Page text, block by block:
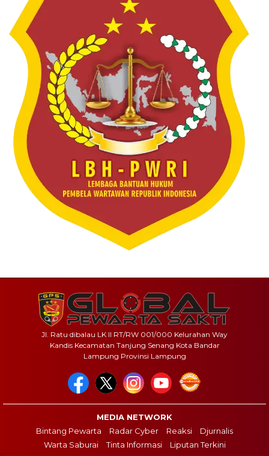
Jl. Ratu dibalau LK II RT/RW 001/000 Kelurahan Way
Kandis Kecamatan Tanjung Senang Kota Bandar
Lampung Provinsi Lampung
MEDIA NETWORK
Bintang Pewarta
Radar Cyber Reaksi
Djurnalis
Warta Saburai
Tinta Informasi Liputan Terkini